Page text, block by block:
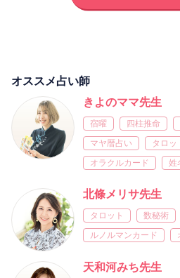
オススメ占い師
きよのママ先生
宿曜 四柱推命
マヤ暦占い
タロッ
オラクルカード
姓
北條メリサ先生
タロット 数秘術
ルノルマンカード
天和河みち先生